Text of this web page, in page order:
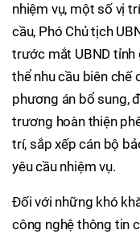
nhiệm vụ, một số vị
cầu, Phó Chủ tịch
trước mắt UBND tỉnh
thể nhu cầu biên
phương án bổ sung,
trương hoàn thiện
trí, sắp xếp cán bộ
yêu cầu nhiệm vụ.
Đối với những khó
công nghệ thông tin